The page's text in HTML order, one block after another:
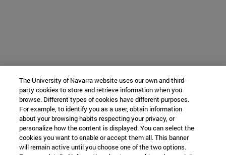
The University of Navarra website uses our own and third-
party cookies to store and retrieve information when you
browse. Different types of cookies have different purposes.
For example, to identify you as a user, obtain information
about your browsing habits respecting your privacy, or
personalize how the content is displayed. You can select the
cookies you want to enable or accept them all. This banner
will remain active until you choose one of the two options.